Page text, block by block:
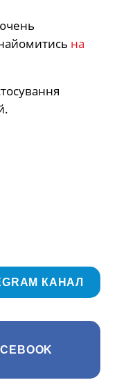
на
КАНАЛ